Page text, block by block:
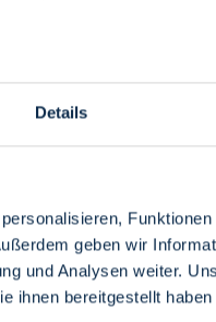
Details
geben wir
und Analysen weiter.
ihnen bereitgestellt
Menü